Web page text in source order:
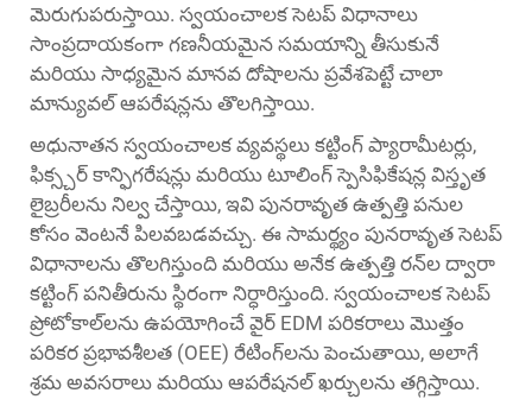
మెరుగుపరుస్తాయి. స్వయంచాలక సెటప్ విధానాలు
సాంప్రదాయకంగా గణనీయమైన సమయాన్ని తీసుకునే
మరియు సాధ్యమైన మానవ దోషాలను ప్రవేశపెట్టే చాలా
మాన్యువల్ ఆపరేషన్లను తొలగిస్తాయి.
అధునాతన స్వయంచాలక వ్యవస్థలు కట్టింగ్ ప్యారామీటర్లు,
ఫిక్స్చర్ కాన్ఫిగరేషన్లు మరియు టూలింగ్ స్పెసిఫికేషన్ల విస్తృత
లైబ్రరీలను నిల్వ చేస్తాయి, ఇవి పునరావృత ఉత్పత్తి పనుల
కోసం వెంటనే పిలవబడవచ్చు. ఈ సామర్థ్యం పునరావృత సెటప్
విధానాలను తొలగిస్తుంది మరియు అనేక ఉత్పత్తి రన్‌ల ద్వారా
కట్టింగ్ పనితీరును స్థిరంగా నిర్ధారిస్తుంది. స్వయంచాలక సెటప్
ప్రోటోకాల్‌లను ఉపయోగించే వైర్ EDM పరికరాలు మొత్తం
పరికర ప్రభావశీలత (OEE) రేటింగ్‌లను పెంచుతాయి, అలాగే
శ్రమ అవసరాలు మరియు ఆపరేషనల్ ఖర్చులను తగ్గిస్తాయి.